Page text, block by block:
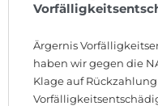
Ärgernis
haben wir gegen die
Klage auf